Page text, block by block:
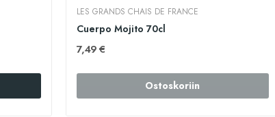
LES GRANDS CHAIS DE FRANCE
Cuerpo Mojito 70cl
7,49 €
Ostoskoriin